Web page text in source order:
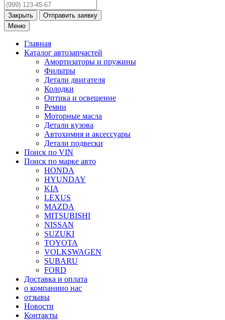
Закрыть
Меню
Главная
Каталог автозапчастей
Амортизаторы и пружины
Фильтры
Детали двигателя
Колодки
Оптика и освещение
Ремни
Моторные масла
Детали кузова
Автохимия и аксессуары
Детали подвески
Поиск по VIN
Поиск по марке авто
HONDA
HYUNDAY
KIA
LEXUS
MAZDA
MITSUBISHI
NISSAN
SUZUKI
TOYOTA
VOLKSWAGEN
SUBARU
FORD
Доставка и оплата
о компаниио нас
отзывы
Новости
Контакты